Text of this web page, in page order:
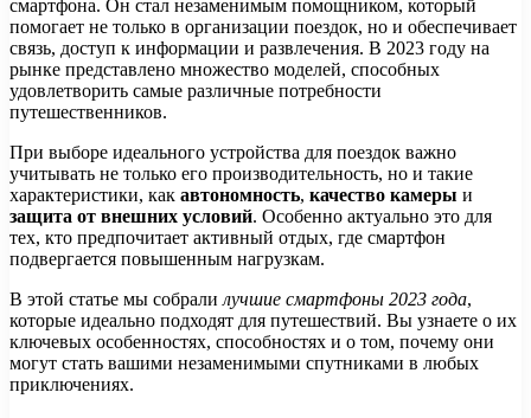
смартфона. Он стал незаменимым помощником, который
помогает не только в организации поездок, но и обеспечивает
связь, доступ к информации и развлечения. В 2023 году на
рынке представлено множество моделей, способных
удовлетворить самые различные потребности
путешественников.
При выборе идеального устройства для поездок важно
учитывать не только его производительность, но и такие
характеристики, как автономность, качество камеры и
защита от внешних условий. Особенно актуально это для
тех, кто предпочитает активный отдых, где смартфон
подвергается повышенным нагрузкам.
В этой статье мы собрали лучшие смартфоны 2023 года,
которые идеально подходят для путешествий. Вы узнаете о их
ключевых особенностях, способностях и о том, почему они
могут стать вашими незаменимыми спутниками в любых
приключениях.